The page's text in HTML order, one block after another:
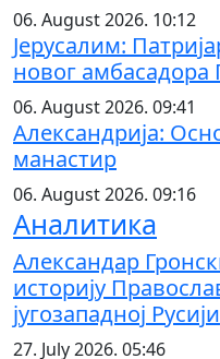
06. August 2026. 10:12
Јерусалим:
новог амбасадора
06. August 2026. 09:41
Александрија:
манастир
06. August 2026. 09:16
Аналитика
Александар
историју
југозападној Русији
27. July 2026. 05:46